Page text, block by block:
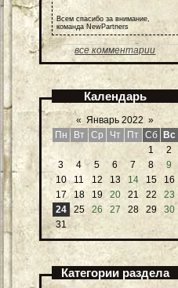
Всем спасибо за внимание,
команда NewPartners
все комментарии
Календарь
« Январь 2022 »
Пн
Вт Ср Чт Пт Сб
Вс
1
2
3
4 5 6 7 8
9
10
11 12 13 14 15
16
17
18 19 20 21 22
23
24
25 26 27 28 29
30
31
Категории раздела